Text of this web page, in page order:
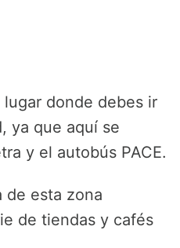
donde debes ir
ya que aquí se
y el autobús PACE.
de esta zona
de tiendas y cafés